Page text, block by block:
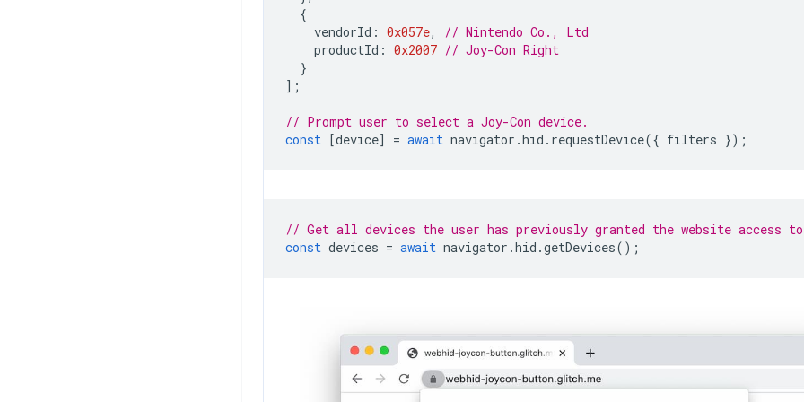
{
vendorId : 0x057e,
// Nintendo Co., Ltd
productId : 0x2007 // Joy-Con Right
}
];
// Prompt user to select a Joy-Con device.
const [device] = await navigator .hid . requestDevice({ filters });
// Get all devices the user has previously granted the website access
const devices = await navigator .hid .getDevices();